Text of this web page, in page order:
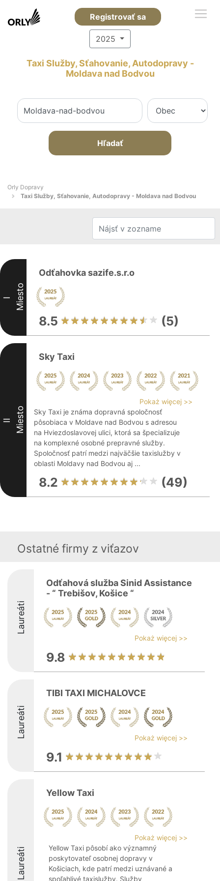
Registrovať sa
2025
Taxi Služby, Sťahovanie, Autodopravy -
Moldava nad Bodvou
Hľadať
Orly Dopravy
Taxi Služby, Sťahovanie, Autodopravy - Moldava nad Bodvou
I Miesto
Odťahovka sazife.s.r.o
8.5 (5)
II Miesto
Sky Taxi
Pokaż więcej >>
Sky Taxi je známa dopravná spoločnosť
pôsobiaca v Moldave nad Bodvou s adresou
na Hviezdoslavovej ulici, ktorá sa špecializuje
na komplexné osobné prepravné služby.
Spoločnosť patrí medzi najväčšie taxislužby v
oblasti Moldavy nad Bodvou aj ...
8.2 (49)
Ostatné firmy z viťazov
Laureáti
Odťahová služba Sinid Assistance
- “ Trebišov, Košice “
Pokaż więcej >>
9.8
Laureáti
TIBI TAXI MICHALOVCE
Pokaż więcej >>
9.1
Laureáti
Yellow Taxi
Pokaż więcej >>
Yellow Taxi pôsobí ako významný
poskytovateľ osobnej dopravy v
Košiciach, kde patrí medzi uznávané a
spoľahlivé taxislužby. Služby